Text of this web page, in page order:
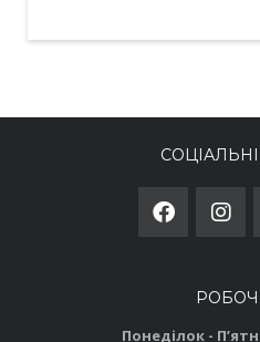
Понеділок -